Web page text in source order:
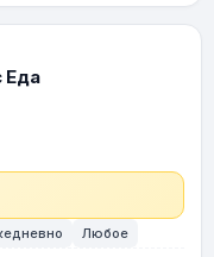
Еда
Любое